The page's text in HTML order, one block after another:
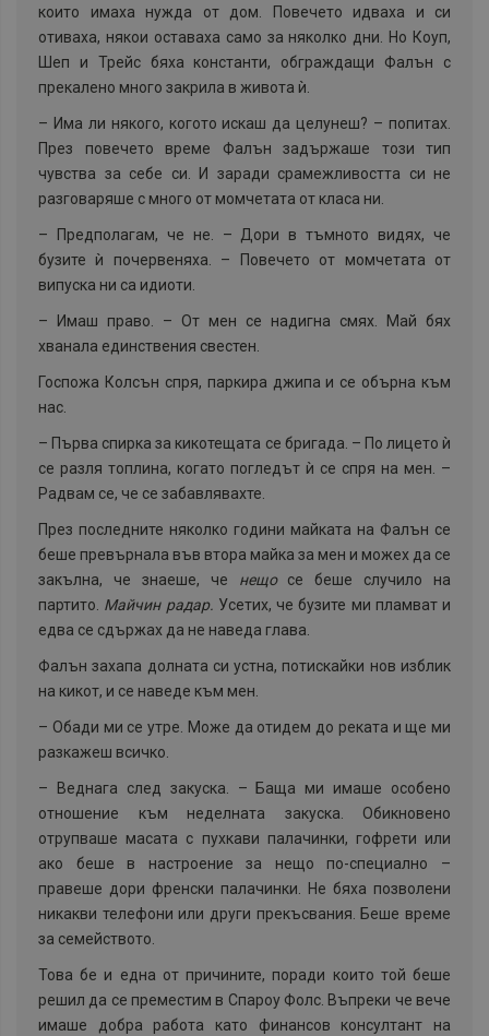
които имаха нужда от дом. Повечето идваха и си
отиваха, някои оставаха само за няколко дни. Но Коуп,
Шеп и Трейс бяха константи, обграждащи Фалън с
прекалено много закрила в живота ѝ.
– Има ли някого, когото искаш да целунеш? – попитах.
През повечето време Фалън задържаше този тип
чувства за себе си. И заради срамежливостта си не
разговаряше с много от момчетата от класа ни.
–
Предполагам, че не. – Дори в тъмното видях, че
бузите ѝ почервеняха. – Повечето от момчетата от
випуска ни са идиоти.
–
Имаш право. – От мен се надигна смях. Май бях
хванала единствения свестен.
Госпожа Колсън спря, паркира джипа и се обърна към
нас.
– Първа спирка за кикотещата се бригада. – По лицето ѝ
се разля топлина, когато погледът ѝ се спря на мен. –
Радвам се, че се забавлявахте.
През последните няколко години майката на Фалън се
беше превърнала във втора майка за мен и можех да се
закълна, че знаеше, че нещосе беше случило на
партито. Майчин радар. Усетих, че бузите ми пламват и
едва се сдържах да не наведа глава.
Фалън захапа долната си устна, потискайки нов изблик
на кикот, и се наведе към мен.
– Обади ми се утре. Може да отидем до реката и ще ми
разкажеш всичко.
–
Веднага след закуска. – Баща ми имаше особено
отношение към неделната закуска. Обикновено
отрупваше масата с пухкави палачинки, гофрети или
ако беше в настроение за нещо по-специално –
правеше дори френски палачинки. Не бяха позволени
никакви телефони или други прекъсвания. Беше време
за семейството.
Това бе и една от причините, поради които той беше
решил да се преместим в Спароу Фолс. Въпреки че вече
имаше добра работа като финансов консултант на